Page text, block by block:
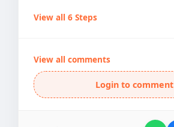
View all 6 Steps
View all comments
Login to comment